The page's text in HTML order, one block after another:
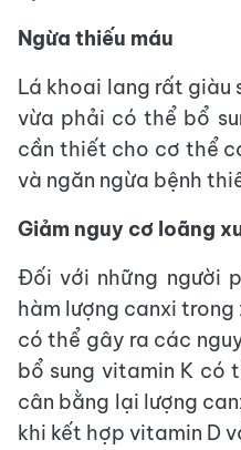
Ngừa thiếu máu
Lá khoai lang rất giàu
vừa phải có thể bổ
cần thiết cho cơ thể
và ngăn ngừa bệnh
Giảm nguy cơ loãng
Đối với những người
hàm lượng canxi
có thể gây ra các
bổ sung vitamin K có
cân bằng lại lượng
khi kết hợp vitamin D